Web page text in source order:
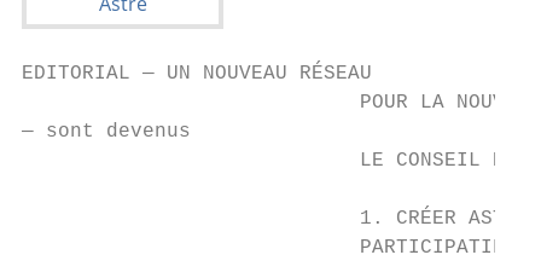
EDITORIAL — UN NOUVEAU RÉSEAU
POUR LA
— sont devenus
LE CONSEIL
1. CRÉER ASTRE
PARTICIPATIF